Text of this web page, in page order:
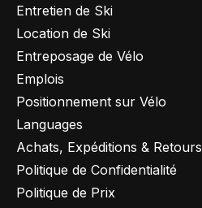
Entretien de Ski
Location de Ski
Entreposage de Vélo
Emplois
Positionnement sur Vélo
Languages
Achats, Expéditions & Retours
Politique de Confidentialité
Politique de Prix